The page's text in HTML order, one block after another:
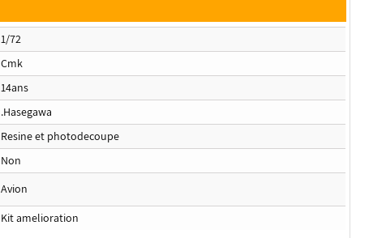
1/72
Cmk
14ans
.Hasegawa
Resine et photodecoupe
Non
Avion
Kit amelioration